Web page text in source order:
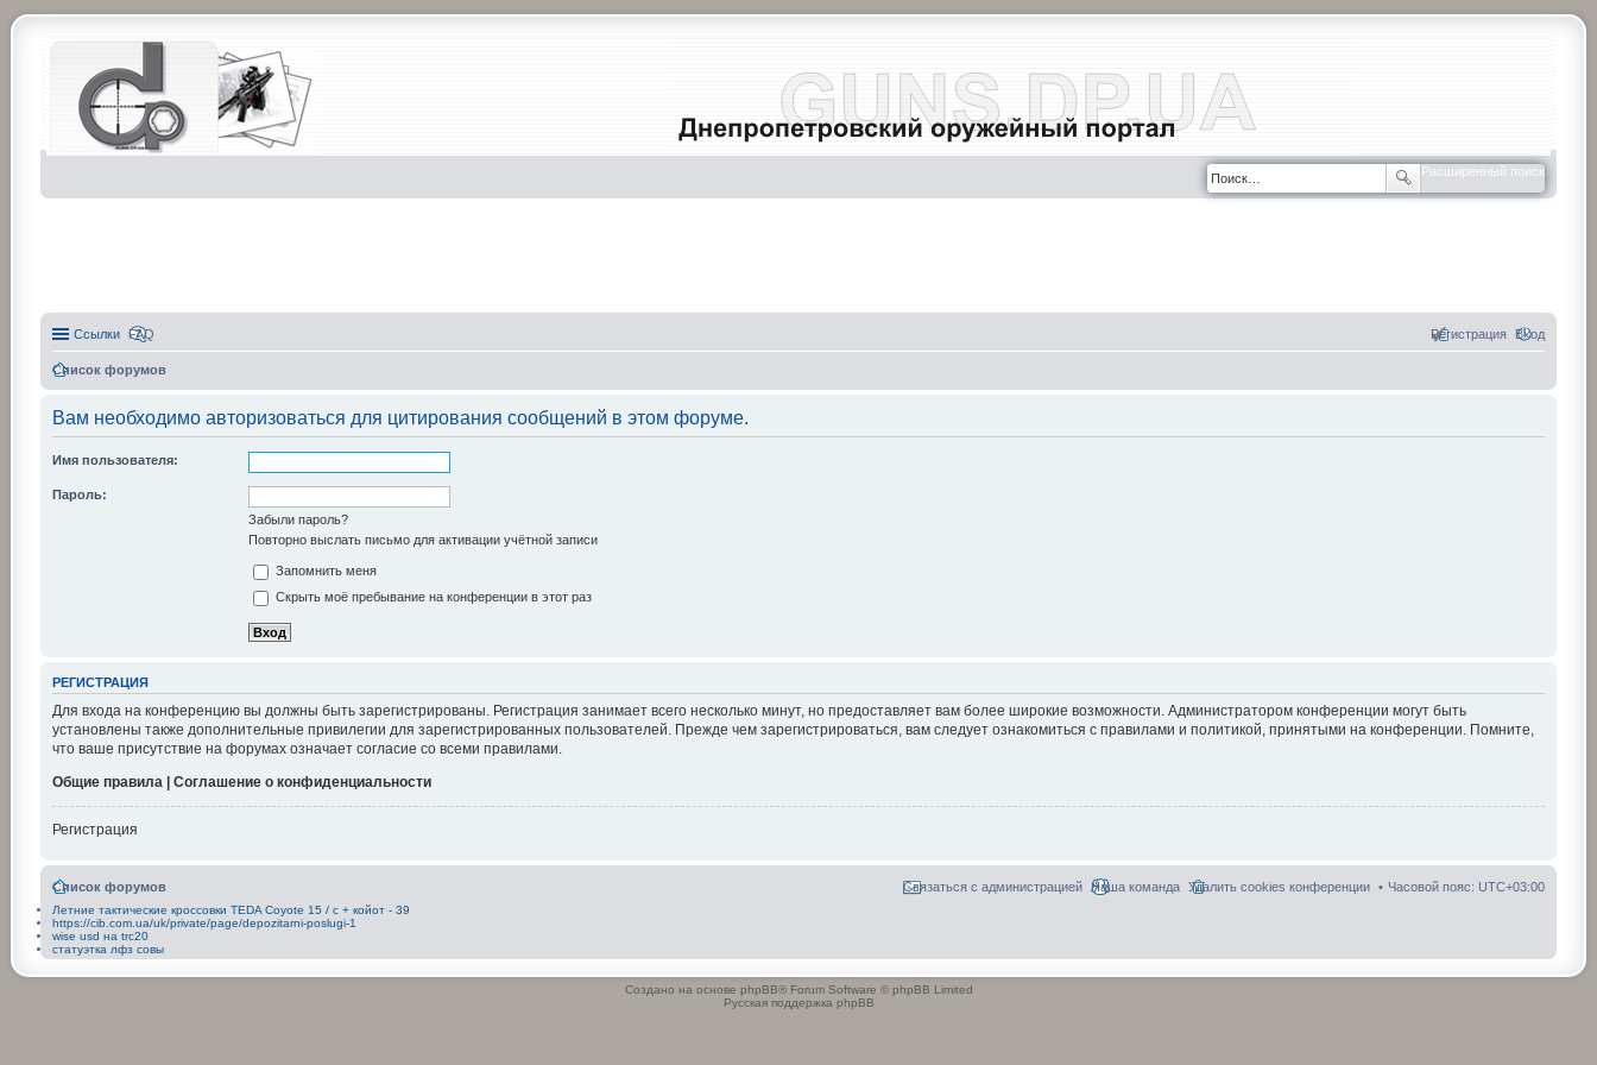
Расширенный поиск
Ссылки FAQ Вход
Регистрация
Список форумов
Вам необходимо авторизоваться для цитирования сообщений в этом форуме.
Имя пользователя:
Пароль:
Забыли пароль?
Повторно выслать письмо для активации учётной записи
Запомнить меня
Скрыть моё пребывание на конференции в этот раз
РЕГИСТРАЦИЯ
Для входа на конференцию вы должны быть зарегистрированы. Регистрация занимает всего несколько минут, но предоставляет вам более широкие возможности. Администратором конференции могут быть
установлены также дополнительные привилегии для зарегистрированных пользователей. Прежде чем зарегистрироваться, вам следует ознакомиться с правилами и политикой, принятыми на конференции. Помните,
что ваше присутствие на форумах означает согласие со всеми правилами.
Общие правила | Соглашение о конфиденциальности
Регистрация
Список форумов Часовой пояс: UTC+03:00
Удалить cookies конференции
Наша команда
Связаться с администрацией
Летние тактические кроссовки TEDA Coyote 15 / с + койот - 39
https://cib.com.ua/uk/private/page/depozitarni-poslugi-1
wise usd на trc20
статуэтка лфз совы
Создано на основе phpBB® Forum Software © phpBB Limited
Русская поддержка phpBB